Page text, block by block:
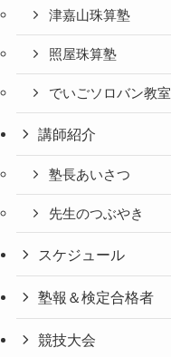
津嘉山珠算塾
照屋珠算塾
でいごソロバン教室
講師紹介
塾長あいさつ
先生のつぶやき
スケジュール
塾報＆検定合格者
競技大会